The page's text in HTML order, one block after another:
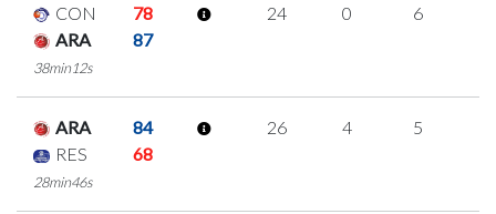
CON
78
ARA
87
38min12s
24 0 6
ARA
84
RES
68
28min46s
26 4 5